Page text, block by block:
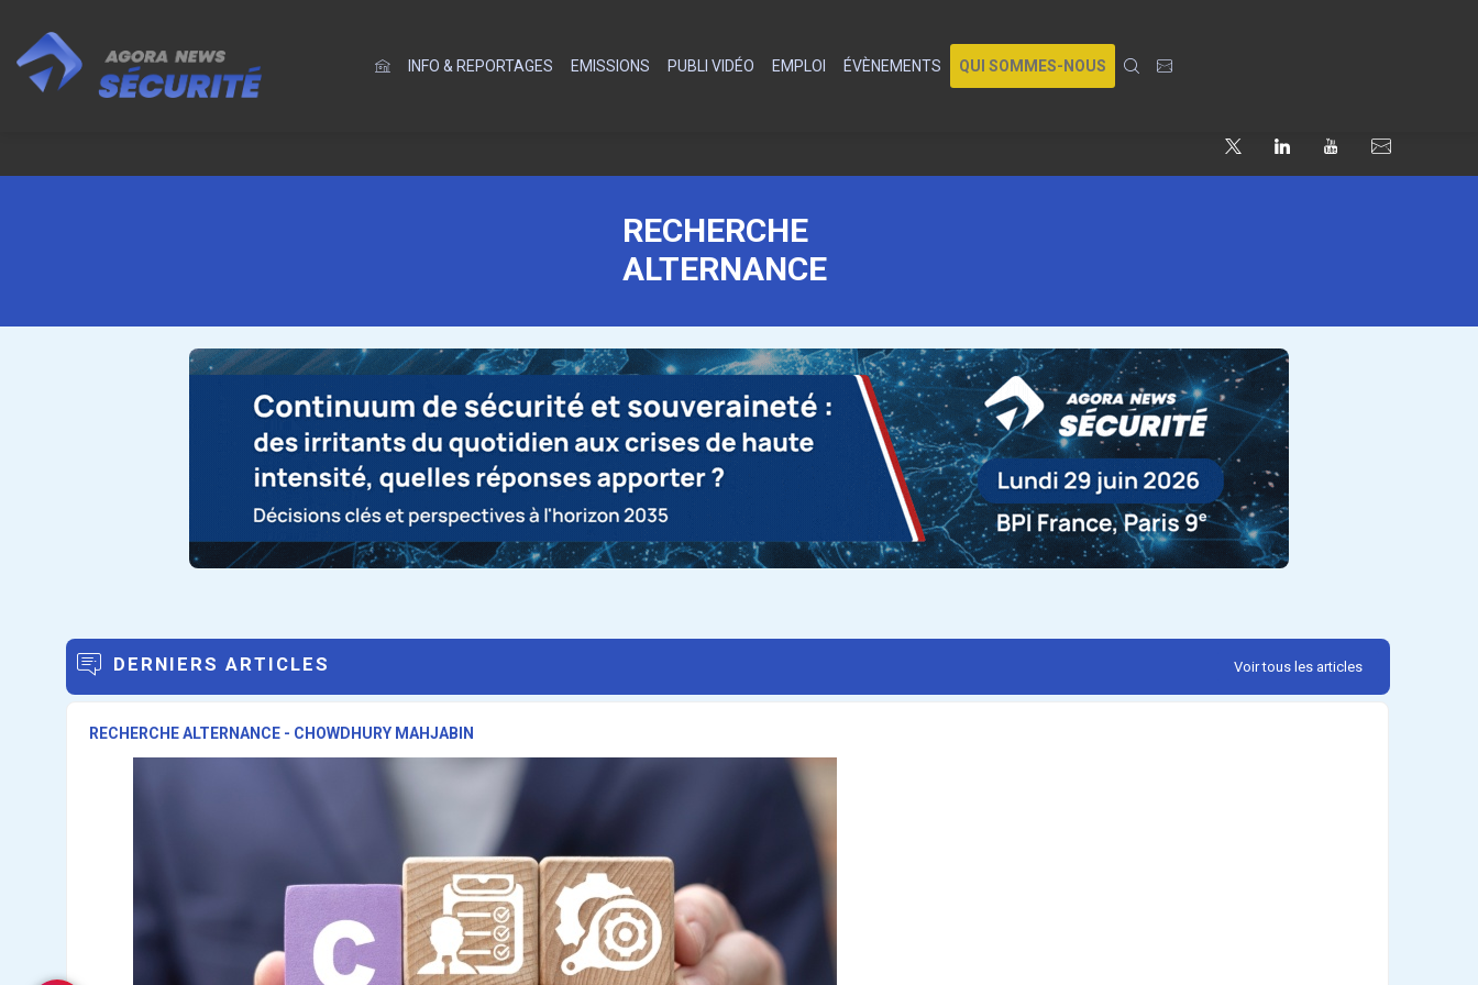
INFO & REPORTAGES EMISSIONS PUBLI VIDÉO EMPLOI ÉVÈNEMENTS QUI SOMMES-NOUS
RECHERCHE
ALTERNANCE
DERNIERS ARTICLES Voir tous les articles
RECHERCHE ALTERNANCE - CHOWDHURY MAHJABIN